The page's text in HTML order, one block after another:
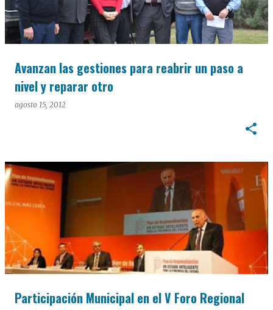
Avanzan las gestiones para reabrir un paso a
nivel y reparar otro
agosto 15, 2012
Participación Municipal en el V Foro Regional